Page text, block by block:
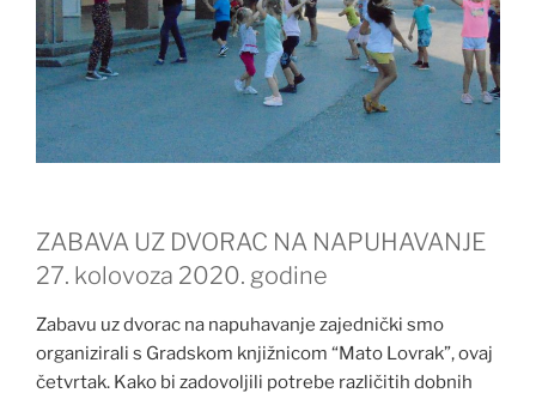
ZABAVA UZ DVORAC NA NAPUHAVANJE
27. kolovoza 2020. godine
Zabavu uz dvorac na napuhavanje zajednički smo
organizirali s Gradskom knjižnicom “Mato Lovrak”, ovaj
četvrtak. Kako bi zadovoljili potrebe različitih dobnih